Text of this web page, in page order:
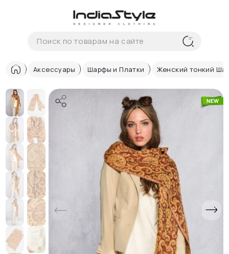
Корзина
В корзиненеттоваров
Корзина покупок пуста..
Аксессуары Шарфы и Платки Женский тонкий